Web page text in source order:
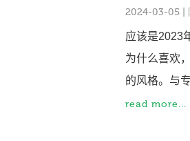
2024-03-05
应该是2023
为什么喜欢
的风格。与
read more...